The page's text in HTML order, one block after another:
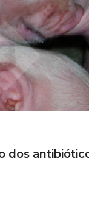
dos